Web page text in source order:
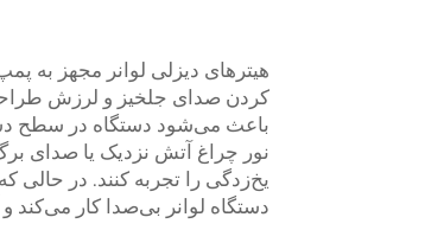
هیترهای دیزلی لوانر مجهز به
کردن صدای جلخیز و لرزش
باعث می‌شود دستگاه در سطح
نور چراغ آتش نزدیک یا صدای
یخ‌زدگی را تجربه کنند. در حالی
دستگاه لوانر بی‌صدا کار